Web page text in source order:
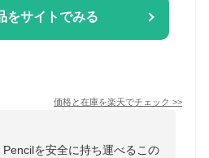
をサイトでみる
価格と在庫を楽天でチェック >>
を安全に持ち運べるこの